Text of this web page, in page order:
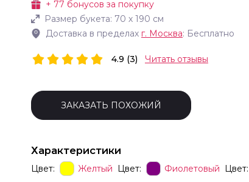
+ 77 бонусов за покупку
Размер букета: 70 х 190 см
Доставка в пределах г. Москва: Бесплатно
4.9 (3) Читать отзывы
ЗАКАЗАТЬ ПОХОЖИЙ
Характеристики
Цвет: Желтый Цвет: Фиолетовый Цвет: